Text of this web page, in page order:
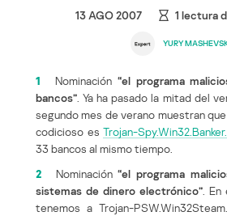
13 AGO 2007 1 lectura
YURY
1 Nominación “el programa
bancos” . Ya ha pasado la mitad del
segundo mes de verano muestran
codicioso esTrojan-
33 bancos al mismo tiempo.
2
Nominación“el programa
sistemas de dinero electrónico” .
tenemos a Trojan-